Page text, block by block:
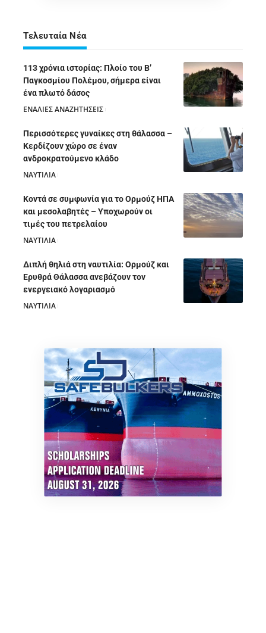
Τελευταία Νέα
113 χρόνια ιστορίας: Πλοίο του Β’
Παγκοσμίου Πολέμου, σήμερα είναι
ένα πλωτό δάσος
ΕΝΑΛΙΕΣ ΑΝΑΖΗΤΗΣΕΙΣ
Περισσότερες γυναίκες στη θάλασσα –
Κερδίζουν χώρο σε έναν
ανδροκρατούμενο κλάδο
ΝΑΥΤΙΛΙΑ
Κοντά σε συμφωνία για το Ορμούζ ΗΠΑ
και μεσολαβητές – Υποχωρούν οι
τιμές του πετρελαίου
ΝΑΥΤΙΛΙΑ
Διπλή θηλιά στη ναυτιλία: Ορμούζ και
Ερυθρά Θάλασσα ανεβάζουν τον
ενεργειακό λογαριασμό
ΝΑΥΤΙΛΙΑ